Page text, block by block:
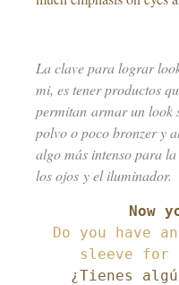
La clave para lograr
mi, es tener productos
permitan armar un look
polvo o poco bronzer y
algo más intenso para
los ojos y el iluminador.
Do you have
¿Tienes